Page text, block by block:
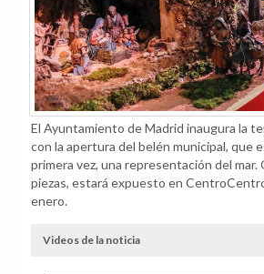
El Ayuntamiento de Madrid inaugura la
con la apertura del belén municipal, que
primera vez, una representación del
piezas, estará expuesto en
enero.
Videos de la noticia